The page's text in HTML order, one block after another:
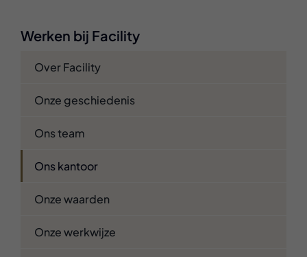
Werken bij Facility
Over Facility
Onze geschiedenis
Ons team
Ons kantoor
Onze waarden
Onze werkwijze